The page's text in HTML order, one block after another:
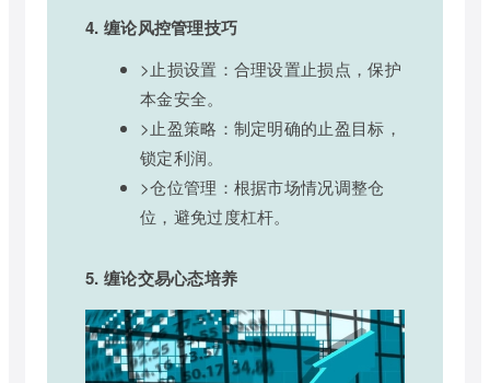
4. 缠论风控管理技巧
>止损设置：合理设置止损点，保护
本金安全。
>止盈策略：制定明确的止盈目标，
锁定利润。
>仓位管理：根据市场情况调整仓
位，避免过度杠杆。
5. 缠论交易心态培养